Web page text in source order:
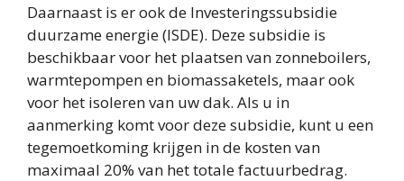
Daarnaast is er ook de Investeringssubsidie
duurzame energie (ISDE). Deze subsidie is
beschikbaar voor het plaatsen van zonneboilers,
warmtepompen en biomassaketels, maar ook
voor het isoleren van uw dak. Als u in
aanmerking komt voor deze subsidie, kunt u een
tegemoetkoming krijgen in de kosten van
maximaal 20% van het totale factuurbedrag.